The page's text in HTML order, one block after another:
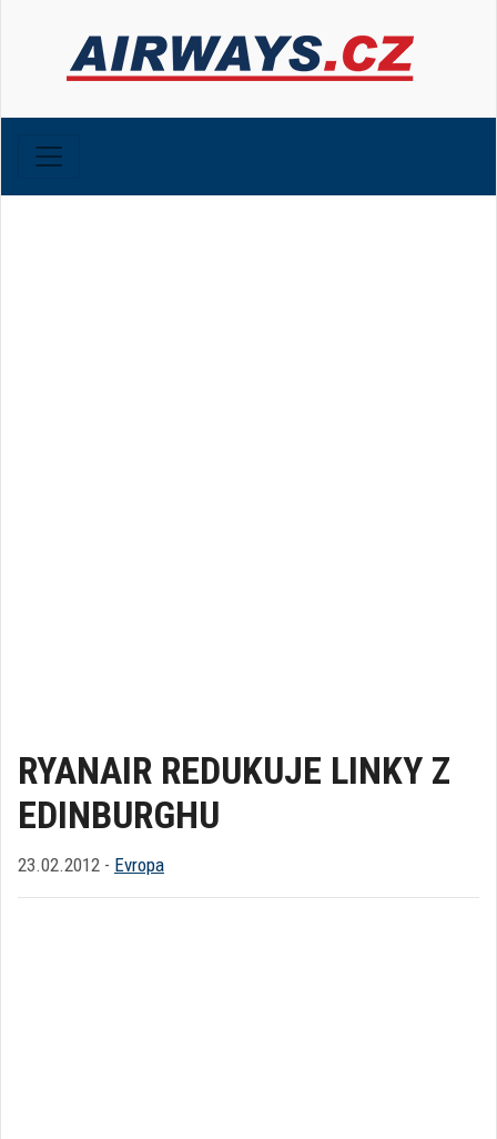
RYANAIR REDUKUJE LINKY Z
EDINBURGHU
23.02.2012 - Evropa